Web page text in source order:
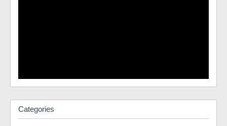
Categories